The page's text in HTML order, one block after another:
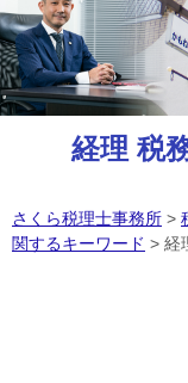
経理 税
さくら税理士事務所 >
関するキーワード > 経